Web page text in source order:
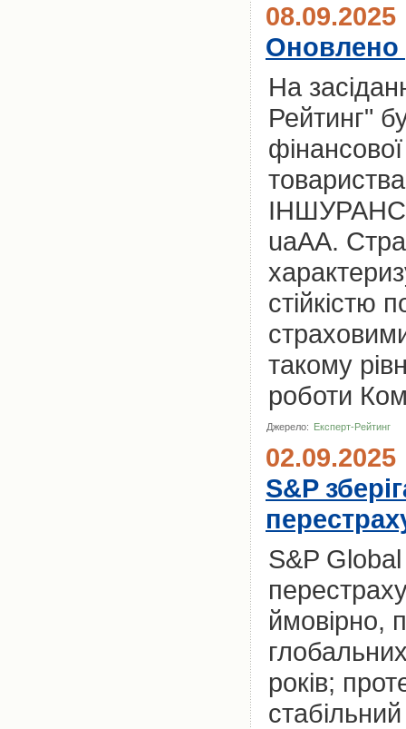
08.09.2025
На
Рейтинг"
ІНШУРАНС"
uaAA.
стійкістю
такому
роботи
Джерело: Експерт-Рейтинг
02.09.2025
S&P
S&P
ймовірно,
років;